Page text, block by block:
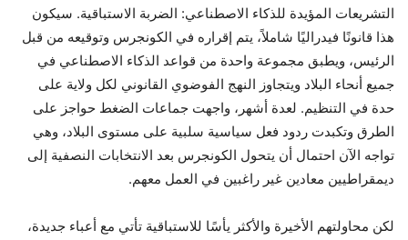
التشريعات المؤيدة للذكاء الاصطناعي: الضربة الاستباقية. سيكون
هذا قانونًا فيدراليًا شاملاً، يتم إقراره في الكونجرس وتوقيعه من قبل
الرئيس، ويطبق مجموعة واحدة من قواعد الذكاء الاصطناعي في
جميع أنحاء البلاد ويتجاوز النهج الفوضوي القانوني لكل ولاية على
حدة في التنظيم. لعدة أشهر، واجهت جماعات الضغط حواجز على
الطرق وتكبدت ردود فعل سياسية سلبية على مستوى البلاد، وهي
تواجه الآن احتمال أن يتحول الكونجرس بعد الانتخابات النصفية إلى
ديمقراطيين معادين غير راغبين في العمل معهم.
لكن محاولتهم الأخيرة والأكثر يأسًا للاستباقية تأتي مع أعباء جديدة،